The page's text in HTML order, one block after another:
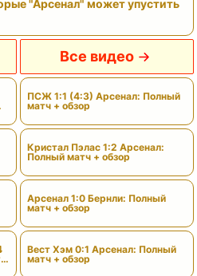
"Арсенал" может упустить
Все видео
ПСЖ 1:1 (4:3) Арсенал: Полный
матч + обзор
Кристал Пэлас 1:2 Арсенал:
Полный матч + обзор
Арсенал 1:0 Бернли: Полный
матч + обзор
Вест Хэм 0:1 Арсенал: Полный
матч + обзор